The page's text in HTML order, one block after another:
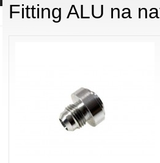
Fitting ALU na